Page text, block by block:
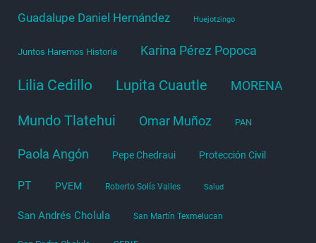
Guadalupe Daniel Hernández Huejotzingo
Juntos Haremos Historia Karina Pérez Popoca
Lilia Cedillo Lupita Cuautle MORENA
Mundo Tlatehui Omar Muñoz PAN
Paola Angón Pepe Chedraui Protección Civil
PT PVEM Roberto Solís Valles Salud
San Andrés Cholula San Martín Texmelucan